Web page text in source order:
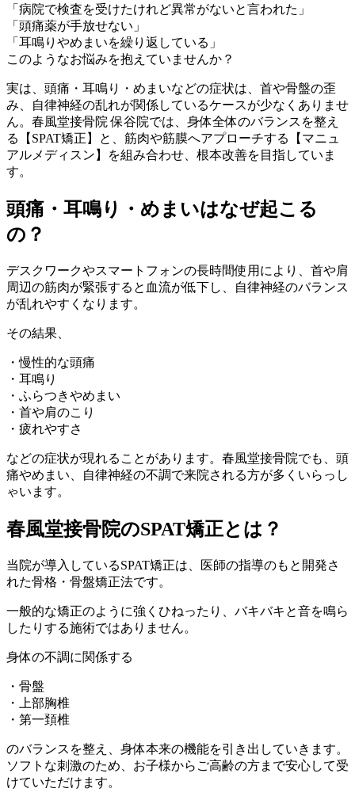
「病院で検査を受けたけれど異常がないと言われた」
「頭痛薬が手放せない」
「耳鳴りやめまいを繰り返している」
このようなお悩みを抱えていませんか？
実は、頭痛・耳鳴り・めまいなどの症状は、首や骨盤の歪
み、自律神経の乱れが関係しているケースが少なくありませ
ん。春風堂接骨院 保谷院では、身体全体のバランスを整え
る【SPAT矯正】と、筋肉や筋膜へアプローチする【マニュ
アルメディスン】を組み合わせ、根本改善を目指していま
す。
頭痛・耳鳴り・めまいはなぜ起こる
の？
デスクワークやスマートフォンの長時間使用により、首や肩
周辺の筋肉が緊張すると血流が低下し、自律神経のバランス
が乱れやすくなります。
その結果、
・慢性的な頭痛
・耳鳴り
・ふらつきやめまい
・首や肩のこり
・疲れやすさ
などの症状が現れることがあります。春風堂接骨院でも、頭
痛やめまい、自律神経の不調で来院される方が多くいらっし
ゃいます。
春風堂接骨院のSPAT矯正とは？
当院が導入しているSPAT矯正は、医師の指導のもと開発さ
れた骨格・骨盤矯正法です。
一般的な矯正のように強くひねったり、バキバキと音を鳴ら
したりする施術ではありません。
身体の不調に関係する
・骨盤
・上部胸椎
・第一頚椎
のバランスを整え、身体本来の機能を引き出していきます。
ソフトな刺激のため、お子様からご高齢の方まで安心して受
けていただけます。